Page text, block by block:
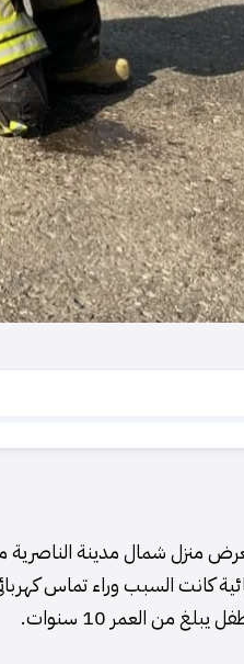
منزل شمال مدينة الناصرية
كانت السبب وراء تماس
من العمر 10 سنوات.